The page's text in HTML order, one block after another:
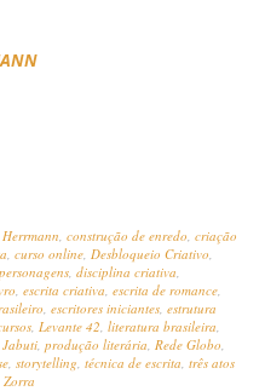
construção de enredo criação
curso online Desbloqueio Criativo
disciplina criativa
escrita criativa escrita de romance
escritores iniciantes estrutura
Levante 42 literatura brasileira
Jabuti produção literária Rede Globo
storytelling técnica de escrita três atos
Zorra